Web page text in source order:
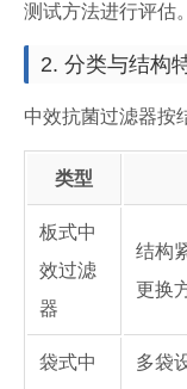
测试方法进行评估。
2. 分类与结构
中效抗菌过滤器按
类型
板式中
效过滤
器
结构
更换
袋式中
多袋